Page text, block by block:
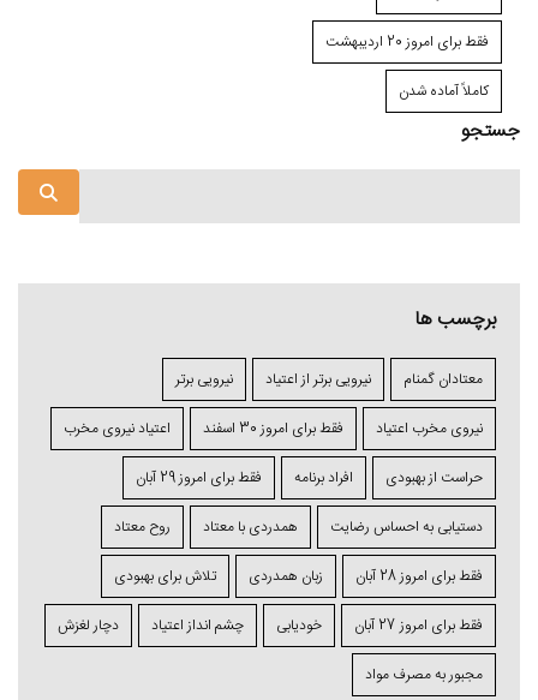
فقط برای امروز 20 اردیبهشت
کاملاً آماده شدن
جستجو
برچسب ها
معتادان گمنام نیرویی برتر از اعتیاد نیرویی برتر
نیروی مخرب اعتیاد فقط برای امروز 30 اسفند اعتياد نیروی مخرب
حراست از بهبودی افراد برنامه فقط برای امروز 29 آبان
دستیابی به احساس رضایت همدردی با معتاد روح معتاد
فقط برای امروز 28 آبان زبان همدردی تلاش برای بهبودی
فقط برای امروز 27 آبان خودیابی چشم⁯ انداز اعتیاد دچار لغزش
مجبور به مصرف مواد